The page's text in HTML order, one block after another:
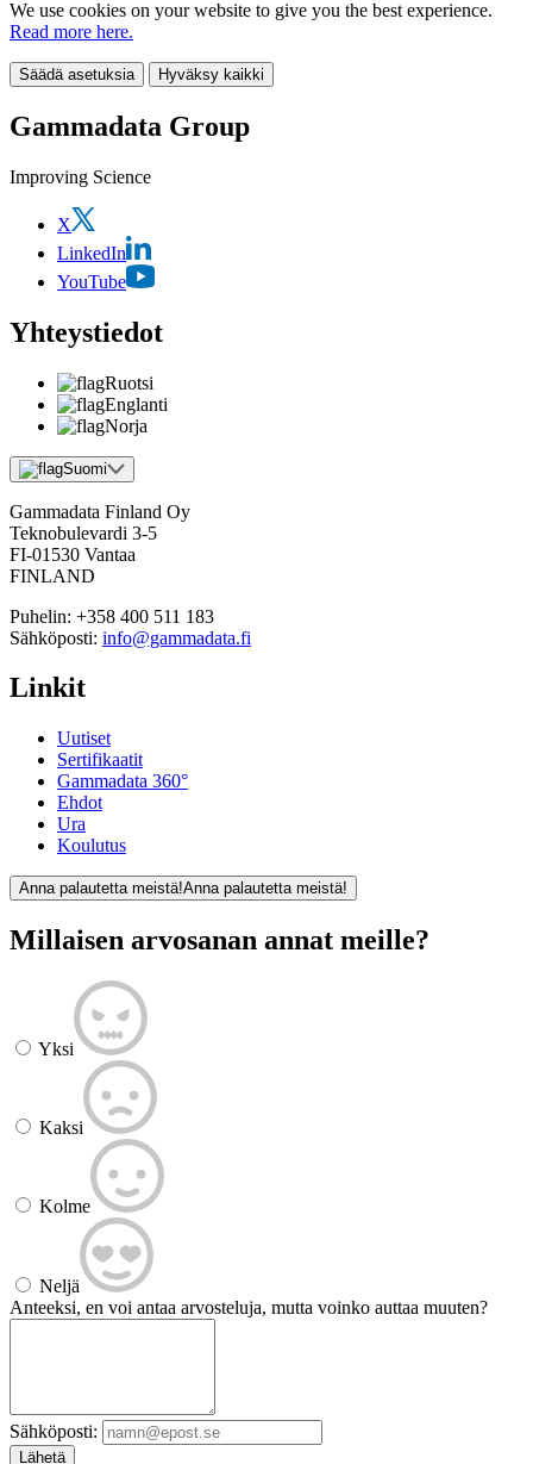
We use cookies on your website to give you the best experience.
Read more here.
Säädä asetuksia Hyväksy kaikki
Gammadata Group
Improving Science
X
LinkedIn
YouTube
Yhteystiedot
Ruotsi
Englanti
Norja
Suomi
Gammadata Finland Oy
Teknobulevardi 3-5
FI-01530 Vantaa
FINLAND
Puhelin: +358 400 511 183
Sähköposti: info@gammadata.fi
Linkit
Uutiset
Sertifikaatit
Gammadata 360°
Ehdot
Ura
Koulutus
Anna palautetta meistä!Anna palautetta meistä!
Millaisen arvosanan annat meille?
Yksi
Kaksi
Kolme
Neljä
Anteeksi, en voi antaa arvosteluja, mutta voinko auttaa muuten?
Sähköposti:
Lähetä